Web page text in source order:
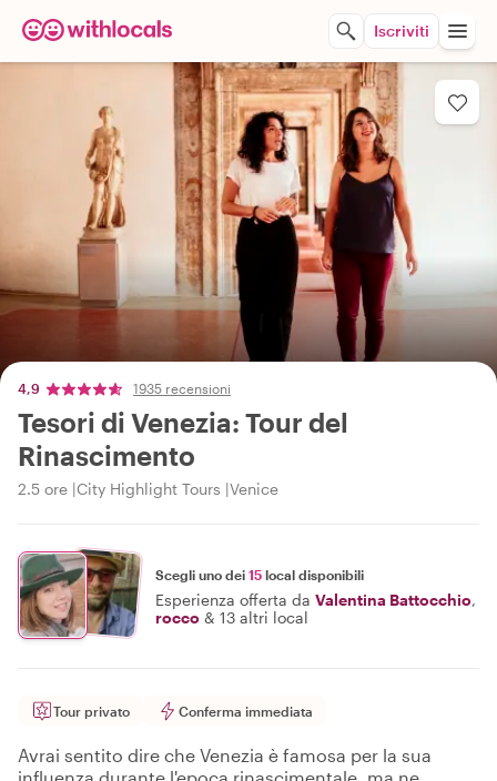
Iscriviti
4,9 1935 recensioni
Tesori di Venezia: Tour del
Rinascimento
2.5 ore City Highlight Tours Venice
Scegli uno dei 15 local disponibili
Esperienza offerta da Valentina Battocchio,
rocco & 13 altri local
Tour privato Conferma immediata
Avrai sentito dire che Venezia è famosa per la sua